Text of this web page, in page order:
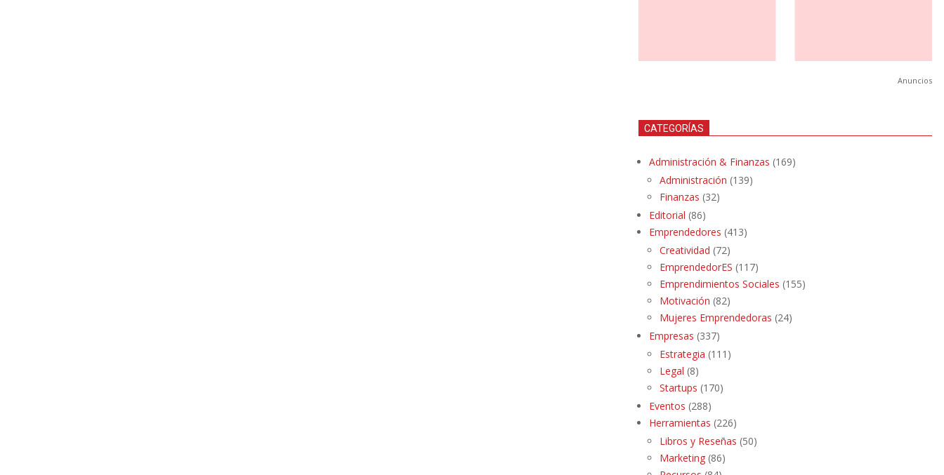
Anuncios
CATEGORÍAS
Administración & Finanzas (169)
Administración (139)
Finanzas (32)
Editorial (86)
Emprendedores (413)
Creatividad (72)
EmprendedorES (117)
Emprendimientos Sociales (155)
Motivación (82)
Mujeres Emprendedoras (24)
Empresas (337)
Estrategia (111)
Legal (8)
Startups (170)
Eventos (288)
Herramientas (226)
Libros y Reseñas (50)
Marketing (86)